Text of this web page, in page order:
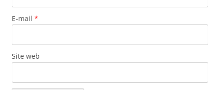
E-mail *
Site web